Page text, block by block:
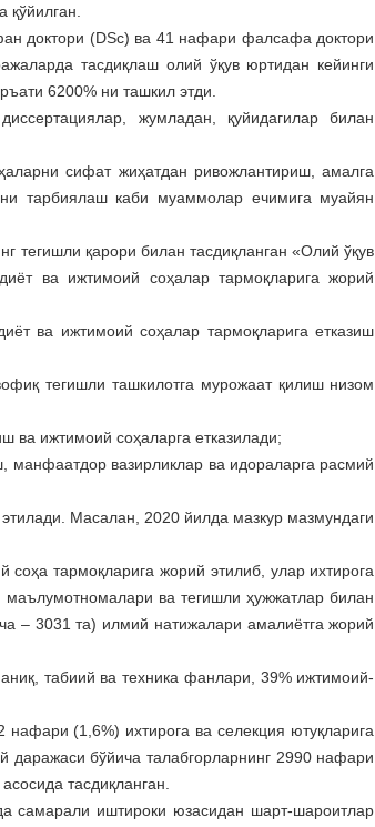
қўйилган.
доктори (DSc) ва 41 нафари фалсафа доктори
тасдиқлаш олий ўқув юртидан кейинги
6200% ни ташкил этди.
жумладан, қуйидагилар билан
сифат жиҳатдан ривожлантириш, амалга
тарбиялаш каби муаммолар ечимига муайян
тегишли қарори билан тасдиқланган «Олий ўқув
ва ижтимоий соҳалар тармоқларига жорий
ва ижтимоий соҳалар тармоқларига етказиш
тегишли ташкилотга мурожаат қилиш низом
ва ижтимоий соҳаларга етказилади;
манфаатдор вазирликлар ва идораларга расмий
Масалан, 2020 йилда мазкур мазмундаги
тармоқларига жорий этилиб, улар ихтирога
маълумотномалари ва тегишли ҳужжатлар билан
– 3031 та) илмий натижалари амалиётга жорий
табиий ва техника фанлари, 39% ижтимоий-
(1,6%) ихтирога ва селекция ютуқларига
бўйича талабгорларнинг 2990 нафари
тасдиқланган.
самарали иштироки юзасидан шарт-шароитлар